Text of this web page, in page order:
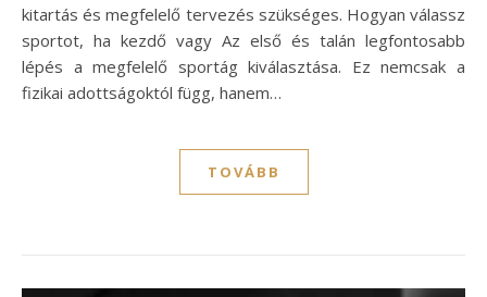
kitartás és megfelelő tervezés szükséges. Hogyan válassz
sportot, ha kezdő vagy Az első és talán legfontosabb
lépés a megfelelő sportág kiválasztása. Ez nemcsak a
fizikai adottságoktól függ, hanem…
TOVÁBB